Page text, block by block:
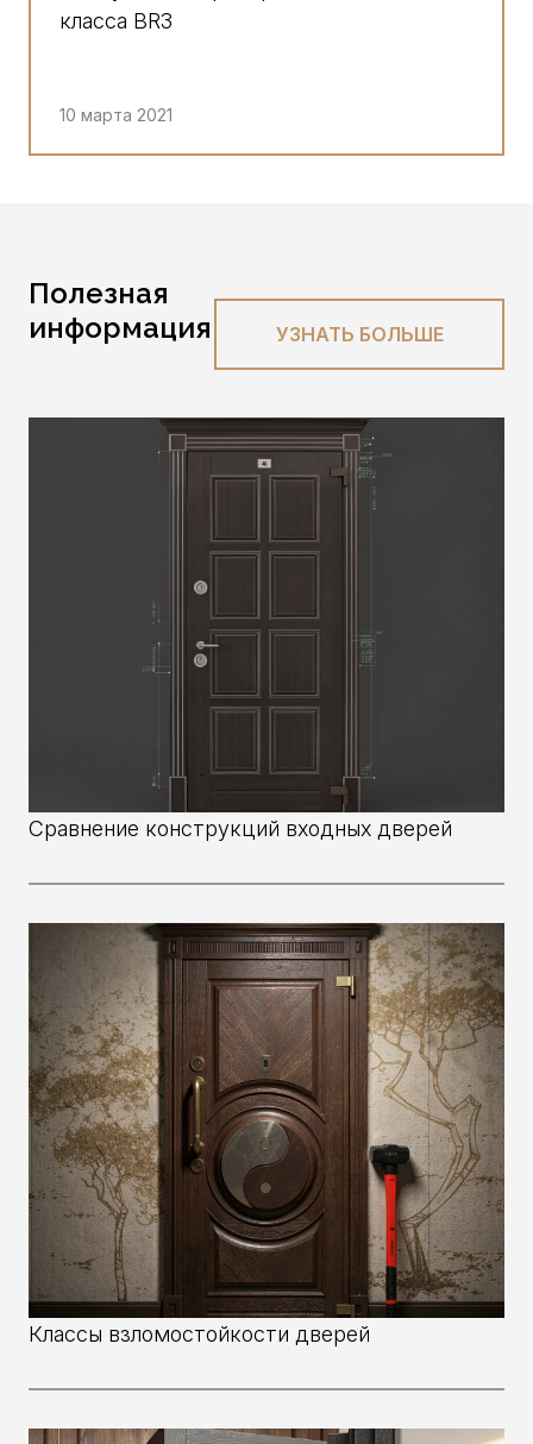
класса BR3
10 марта 2021
Полезная
информация
УЗНАТЬ БОЛЬШЕ
Сравнение конструкций входных дверей
Классы взломостойкости дверей